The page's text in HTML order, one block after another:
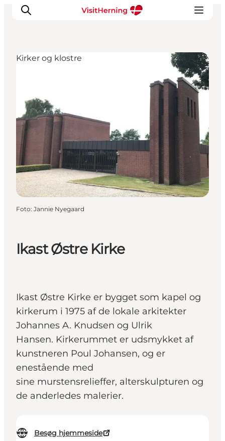
Spis, drik og shop
Kunstlandet
Se og oplev
Find vej
Sov godt
Book overnatning
Ikast Østre Kirke
Ikast Østre Kirke er bygget som kapel og
kirkerum i 1975 af de lokale arkitekter
Johannes A. Knudsen og Ulrik
Hansen. Kirkerummet er udsmykket af
kunstneren Poul Johansen, og er
enestående med
sine murstensrelieffer, alterskulpturen og
de anderledes malerier.
Besøg hjemmeside
Kirker og klostre
Foto: Jannie Nyegaard